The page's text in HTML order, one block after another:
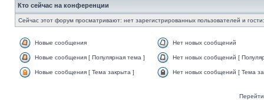
Кто сейчас на конференции
Сейчас этот форум просматривают: нет зарегистрированных пользователей и
Новые сообщения Нет новых сообщений
Новые сообщения [ Популярная тема ] Нет новых сообщений [
Новые сообщения [ Тема закрыта ] Нет новых сообщений [ Тема